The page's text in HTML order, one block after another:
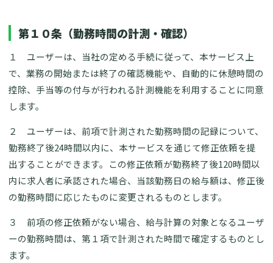
第１０条（勤務時間の計測・確認）
１ ユーザーは、当社の定める手続に従って、本サービス上
で、業務の開始または終了の確認機能や、自動的に休憩時間の
控除、手当等の付与が行われる計測機能を利用することに同意
します。
２ ユーザーは、前項で計測された勤務時間の記録について、
勤務終了後24時間以内に、本サービスを通じて修正依頼を提
出することができます。この修正依頼が勤務終了後120時間以
内に求人者に承認された場合、当該勤務日の給与額は、修正後
の勤務時間に応じたものに変更されるものとします。
３ 前項の修正依頼がない場合、給与計算の対象となるユーザ
ーの勤務時間は、第１項で計測された時間で確定するものとし
ます。